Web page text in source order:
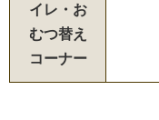
イレ・お
むつ替え
コーナー